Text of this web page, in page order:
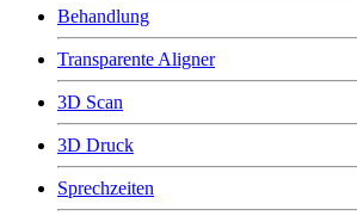
Behandlung
Transparente Aligner
3D Scan
3D Druck
Sprechzeiten